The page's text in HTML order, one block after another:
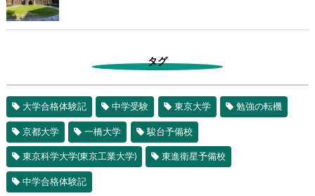
タグ
大学合格体験記 中学受験 東京大学 勉強の転機
京都大学 一橋大学 駿台予備校
東京科学大学(東京工業大学) 東進衛星予備校
中学合格体験記